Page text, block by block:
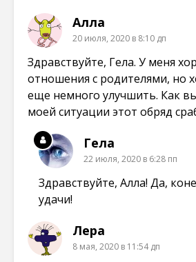
Алла
20 июля, 2020 в 8:10 дп
Здравствуйте, Гела. У меня
отношения с родителями, но
еще немного улучшить. Как
моей ситуации этот обряд
Гела
22 июля, 2020 в 6:28 пп
Здравствуйте, Алла! Да,
удачи!
Лера
8 мая, 2020 в 11:54 дп